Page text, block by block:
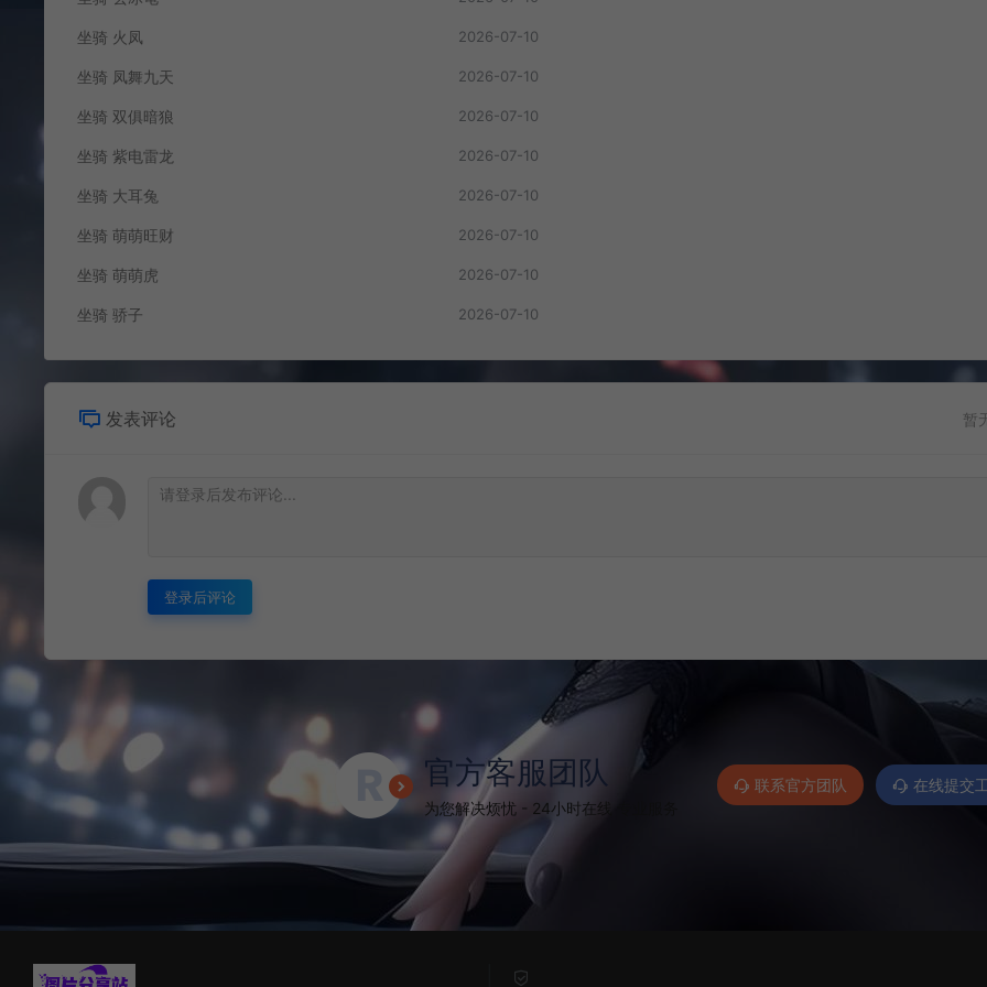
坐骑 火凤 2026-07-10
坐骑 凤舞九天 2026-07-10
坐骑 双俱暗狼 2026-07-10
坐骑 紫电雷龙 2026-07-10
坐骑 大耳兔 2026-07-10
坐骑 萌萌旺财 2026-07-10
坐骑 萌萌虎 2026-07-10
坐骑 骄子 2026-07-10
发表评论 暂
登录后评论
官方客服团队
为您解决烦忧 - 24小时在线 专业服务
联系官方团队 在线提交